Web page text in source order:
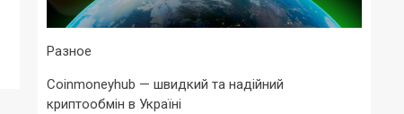
Разное
Coinmoneyhub — швидкий та надійний
криптообмін в Україні